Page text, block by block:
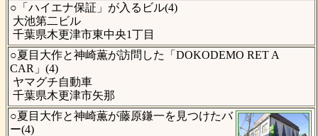
○「ハイエナ保証」が入るビル(4)
大池第二ビル
千葉県木更津市東中央1丁目
○夏目大作と神崎薫が訪問した「DOKODEMO RET A
CAR」(4)
ヤマグチ自動車
千葉県木更津市矢那
○夏目大作と神崎薫が藤原鎌一を見つけたバ
ー(4)